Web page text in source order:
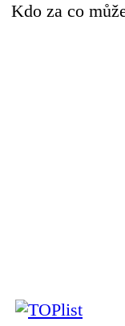
Kdo za co